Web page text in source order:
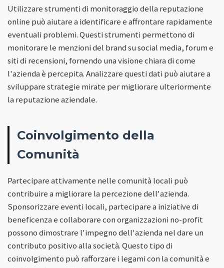
Utilizzare strumenti di monitoraggio della reputazione
online può aiutare a identificare e affrontare rapidamente
eventuali problemi. Questi strumenti permettono di
monitorare le menzioni del brand su social media, forum e
siti di recensioni, fornendo una visione chiara di come
l'azienda è percepita. Analizzare questi dati può aiutare a
sviluppare strategie mirate per migliorare ulteriormente
la reputazione aziendale.
Coinvolgimento della
Comunità
Partecipare attivamente nelle comunità locali può
contribuire a migliorare la percezione dell'azienda.
Sponsorizzare eventi locali, partecipare a iniziative di
beneficenza e collaborare con organizzazioni no-profit
possono dimostrare l'impegno dell'azienda nel dare un
contributo positivo alla società. Questo tipo di
coinvolgimento può rafforzare i legami con la comunità e